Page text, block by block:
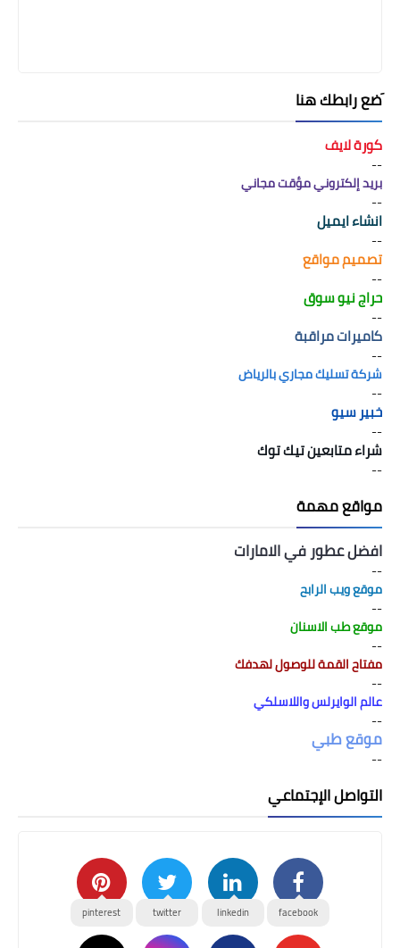
َضع رابطك هنا
كورة لايف
--
بريد إلكتروني مؤقت مجاني
--
انشاء ايميل
--
تصميم مواقع
--
حراج نيو سوق
--
كاميرات مراقبة
--
شركة تسليك مجاري بالرياض
--
خبير سيو
--
شراء متابعين تيك توك
--
مواقع مهمة
افضل عطور في الامارات
--
موقع ويب الرابح
--
موقع طب الاسنان
--
مفتاح القمة للوصول لهدفك
--
عالم الوايرلس واللاسلكي
--
موقع طبي
--
التواصل الإجتماعي
facebook
linkedin
twitter
pinterest